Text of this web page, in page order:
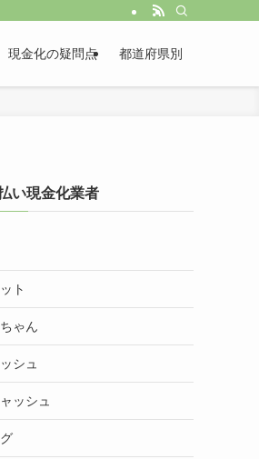
現金化の疑問点 都道府県別
い現金化業者
ト
ゃん
シュ
ッシュ